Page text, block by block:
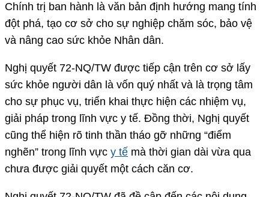
Chính trị ban hành là văn bản định hướng mang tính
đột phá, tạo cơ sở cho sự nghiệp chăm sóc, bảo vệ
và nâng cao sức khỏe Nhân dân.
Nghị quyết 72-NQ/TW được tiếp cận trên cơ sở lấy
sức khỏe người dân là vốn quý nhất và là trọng tâm
cho sự phục vụ, triển khai thực hiện các nhiệm vụ,
giải pháp trong lĩnh vực y tế. Đồng thời, Nghị quyết
cũng thể hiện rõ tinh thần tháo gỡ những “điểm
nghẽn” trong lĩnh vực y tế mà thời gian dài vừa qua
chưa được giải quyết một cách căn cơ.